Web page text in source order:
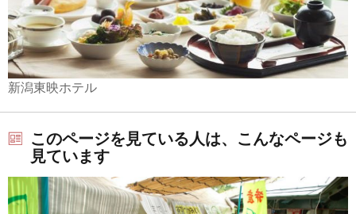
新潟東映ホテル
このページを見ている人は、こんなページも
見ています